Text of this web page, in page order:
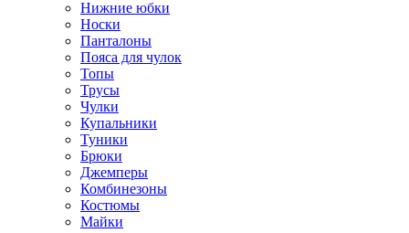
Нижние юбки
Носки
Панталоны
Поясa для чулок
Топы
Трусы
Чулки
Купальники
Туники
Брюки
Джемперы
Комбинезоны
Костюмы
Майки